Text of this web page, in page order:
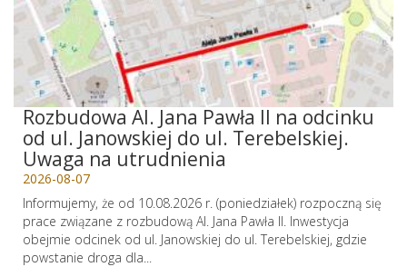
Rozbudowa Al. Jana Pawła II na odcinku
od ul. Janowskiej do ul. Terebelskiej.
Uwaga na utrudnienia
2026-08-07
Informujemy, że od 10.08.2026 r. (poniedziałek) rozpoczną się
prace związane z rozbudową Al. Jana Pawła II. Inwestycja
obejmie odcinek od ul. Janowskiej do ul. Terebelskiej, gdzie
powstanie droga dla...